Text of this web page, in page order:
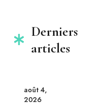
Derniers
articles
août 4,
2026